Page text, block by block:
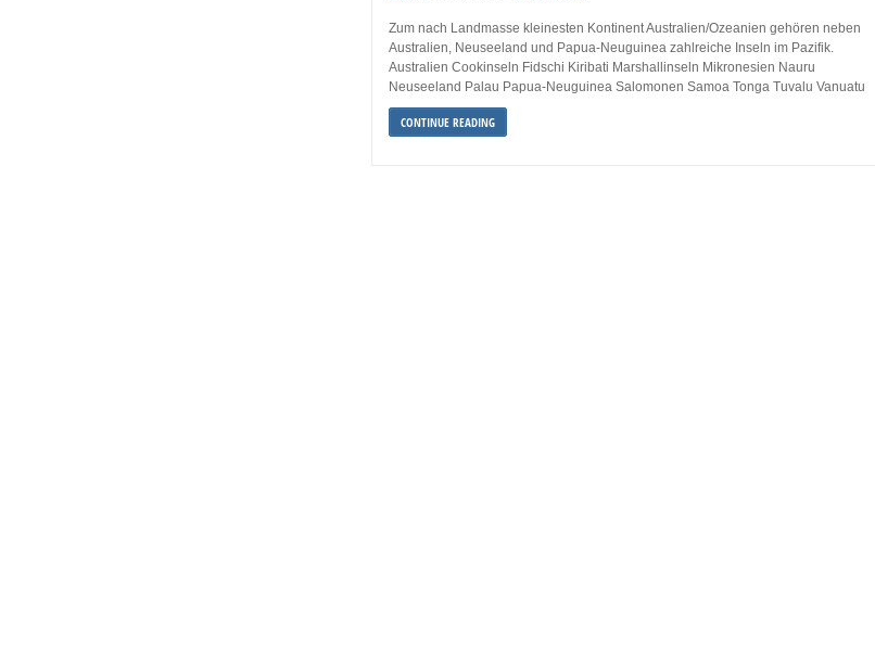
Zum nach Landmasse kleinesten Kontinent Australien/Ozeanien gehören neben
Australien, Neuseeland und Papua-Neuguinea zahlreiche Inseln im Pazifik.
Australien Cookinseln Fidschi Kiribati Marshallinseln Mikronesien Nauru
Neuseeland Palau Papua-Neuguinea Salomonen Samoa Tonga Tuvalu Vanuatu
CONTINUE READING